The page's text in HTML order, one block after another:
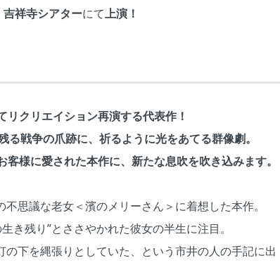
祥寺シアターにて上演！
クリエイション再演する代表作！
戦争の爪跡に、祈るように光をあてる群像劇。
様に愛された本作に、新たな息吹を吹き込みます。
思議な老女＜濱のメリーさん＞に着想した本作。
き残り”とささやかれた彼女の半生に注目。
下を縄張りとしていた、という市井の人の手記に出